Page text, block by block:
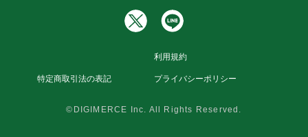
利用規約
特定商取引法の表記 プライバシーポリシー
©DIGIMERCE Inc. All Rights Reserved.